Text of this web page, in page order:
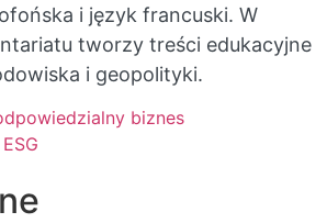
i język francuski. W
tworzy treści edukacyjne
i geopolityki.
biznes
ESG